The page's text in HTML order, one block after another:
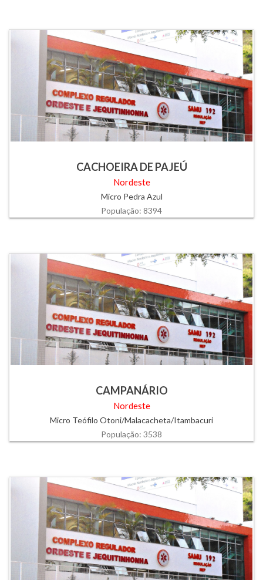
CACHOEIRA DE PAJEÚ
Nordeste
Micro Pedra Azul
População: 8394
CAMPANÁRIO
Nordeste
Micro Teófilo Otoni/Malacacheta/Itambacuri
População: 3538